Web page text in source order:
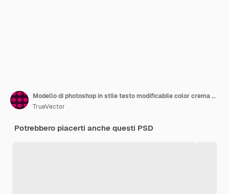
Modello di photoshop in stile testo modificabile color crema 3d
TrueVector
Potrebbero piacerti anche questi PSD